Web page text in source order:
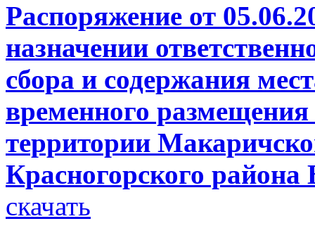
Распоряжение от
назначении
сбора и содержания
временного
территории
Красногорского района
скачать